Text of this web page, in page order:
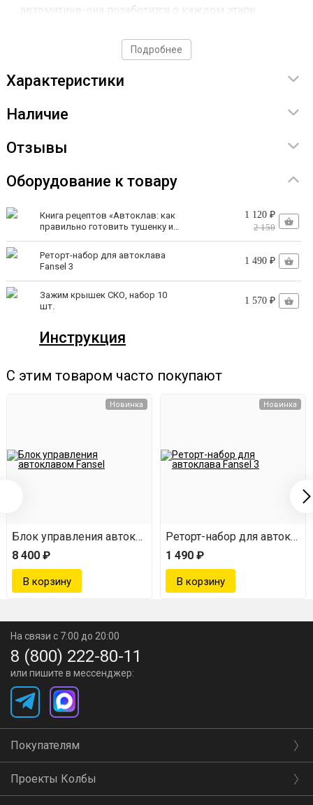
автоматике-она позаботится о каждом этапе
реторт упаковке с комфортом благодаря прижиму и
новому надежному клапану
И наслаждайтесь процессом!
Автоматический выход в рабочий режим
Вам не нужно следить за нагревом, «ловить» момент и
Клапан на крышке сам закроется при температуре 98-
100°С, обеспечит герметичность и выведет автоклав в
Подробнее
Характеристики
Наличие
Отзывы
Оборудование к товару
Книга рецептов «Автоклав: как
правильно готовить тушенку и
1 120 ₽
2 150
Реторт-набор для автоклава
Fansel 3
1 490 ₽
Зажим крышек СКО, набор 10
шт.
1 570 ₽
Инструкция
С этим товаром часто покупают
Новинка
Блок управления автоклавом Fansel
8 400 ₽
Новинка
Реторт-набор для
1 490 ₽
На связи с 7:00 до 20:00
8 (800) 222-80-11
или пишите в мессенджер:
Покупателям
Проекты Колбы